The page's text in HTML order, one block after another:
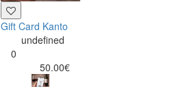
Gift Card Kanto
undefined
0
50.00€